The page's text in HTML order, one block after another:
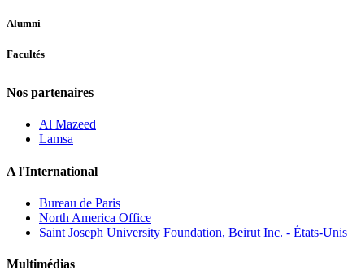
Alumni
Facultés
Nos partenaires
Al Mazeed
Lamsa
A l'International
Bureau de Paris
North America Office
Saint Joseph University Foundation, Beirut Inc. - États-Unis
Multimédias